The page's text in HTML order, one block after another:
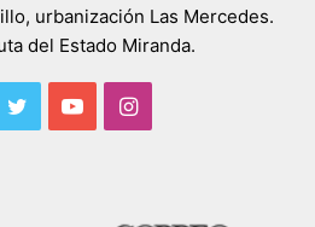
urbanización Las Mercedes.
del Estado Miranda.
TwitterYouTubeInstagram